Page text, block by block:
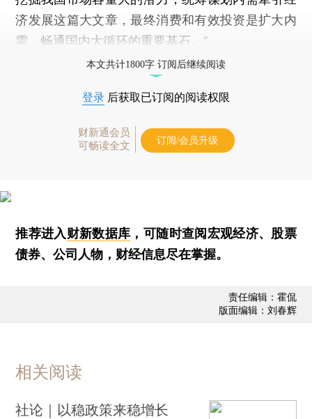
济发展这篇大文章，最终消费和有效投资是扩大内
需，畅通国内大循环的重要基石。”
本文共计1800字 订阅后继续阅读
登录 后获取已订阅的阅读权限
财新通会员
可畅读全文
订阅/会员升级
推荐进入财新数据库 ，可随时查阅宏观经济、股票
债券、公司人物，财经信息尽在掌握。
责任编辑：霍侃
版面编辑：刘春辉
相关阅读
社论｜以稳政策来稳增长